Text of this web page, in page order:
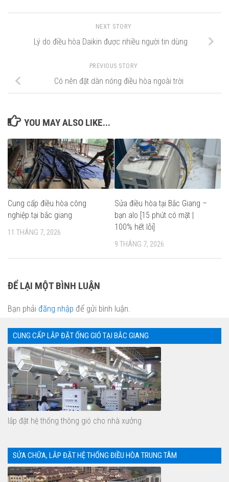
NEXT STORY
Lý do điều hòa Daikin được nhiều người tin dùng
PREVIOUS STORY
Có nên đặt dàn nóng điều hòa ngoài trời
YOU MAY ALSO LIKE...
Cung cấp điều hòa công
nghiệp tại bắc giang
11 THÁNG 7, 2026
Sửa điều hòa tại Bắc Giang –
bạn alo [15 phút có mặt |
100% hết lỗi]
9 THÁNG 7, 2026
ĐỂ LẠI MỘT BÌNH LUẬN
Bạn phải đăng nhập để gửi bình luận.
CUNG CẤP LẮP ĐẶT ỐNG GIÓ TẠI BẮC GIANG
lắp đặt hệ thống thông gió cho nhà xưởng
SỬA CHỮA, LẮP ĐẶT HỆ THỐNG ĐIỀU HÒA TRUNG TÂM